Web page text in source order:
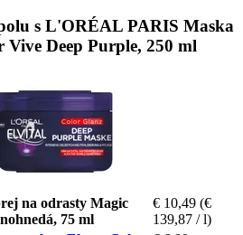
s L'ORÉAL PARIS Maska
Vive Deep Purple, 250 ml
na odrasty Magic
75 ml
€ 10,49 (€
139,87 / l)